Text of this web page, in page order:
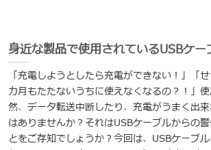
身近な製品で使用されているUSBケー
「充電しようとしたら充電ができない！」「
カ月もたたないうちに使えなくなるの？！」
然、データ転送中断したり、充電がうまく出
はありませんか？それはUSBケーブルからの
とをご存知でしょうか？今回は、USBケーブ